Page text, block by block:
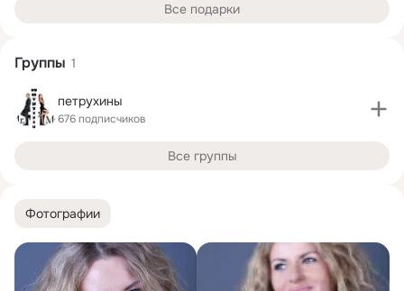
Фотографии
Все подарки
Группы 1
петрухины
676 подписчиков
Все группы